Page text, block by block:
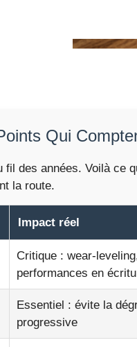
Qui
des années. Voilà ce
la route.
Impact réel
Critique : wear-
performances en
Essentiel : évite la
progressive